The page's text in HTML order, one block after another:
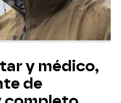
y médico,
de